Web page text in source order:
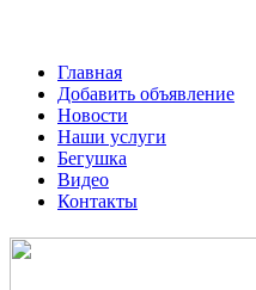
Главная
Добавить объявление
Новости
Наши услуги
Бегушка
Видео
Контакты